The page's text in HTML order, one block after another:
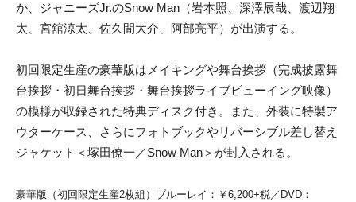
か、ジャニーズJr.のSnow Man（岩本照、深澤辰哉、渡辺翔
太、宮舘涼太、佐久間大介、阿部亮平）が出演する。
初回限定生産の豪華版はメイキングや舞台挨拶（完成披露舞
台挨拶・初日舞台挨拶・舞台挨拶ライブビューイング映像）
の模様が収録された特典ディスク付き。また、外装に特製ア
ウターケース、さらにフォトブックやリバーシブル差し替え
ジャケット＜塚田僚一／Snow Man＞が封入される。
豪華版（初回限定生産2枚組）ブルーレイ：￥6,200+税／DVD：